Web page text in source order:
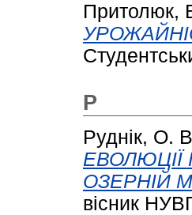
Притолюк,
Р
Руднік, О.
ЕВОЛЮЦІЇ
ОЗЕРНІЙ
вісник